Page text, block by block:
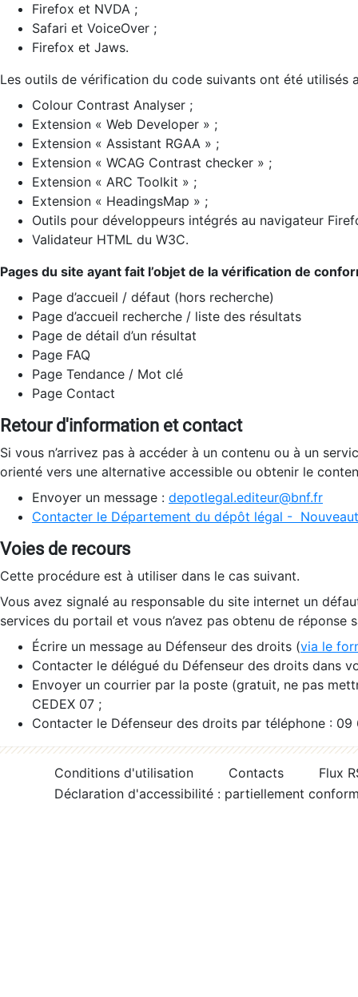
Firefox et NVDA ;
Safari et VoiceOver ;
Firefox et Jaws.
Les outils de vérification du code suivants ont été utilisés
Colour Contrast Analyser ;
Extension « Web Developer » ;
Extension « Assistant RGAA » ;
Extension « WCAG Contrast checker » ;
Extension « ARC Toolkit » ;
Extension « HeadingsMap » ;
Outils pour développeurs intégrés au navigateur
Validateur HTML du W3C.
Pages du site ayant fait l’objet de la vérification de
Page d’accueil / défaut (hors recherche)
Page d’accueil recherche / liste des résultats
Page de détail d’un résultat
Page FAQ
Page Tendance / Mot clé
Page Contact
Retour d'information et contact
Si vous n’arrivez pas à accéder à un contenu ou à un
orienté vers une alternative accessible ou obtenir le
Envoyer un message : depotlegal.editeur@bnf.fr
Contacter le Département du dépôt légal -
Voies de recours
Cette procédure est à utiliser dans le cas suivant.
Vous avez signalé au responsable du site internet un
services du portail et vous n’avez pas obtenu de réponse
Écrire un message au Défenseur des droits (via le
Contacter le délégué du Défenseur des droits dans
Envoyer un courrier par la poste (gratuit, ne pas
CEDEX 07 ;
Contacter le Défenseur des droits par téléphone :
Conditions d'utilisation Contacts
Flux
Déclaration d'accessibilité : partiellement